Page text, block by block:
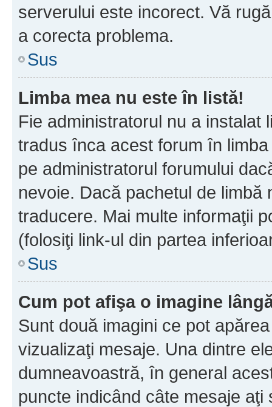
serverului este incorect. Vă
a corecta problema.
Sus
Limba mea nu este în listă!
Fie administratorul nu a instalat
tradus înca acest forum în
pe administratorul forumului
nevoie. Dacă pachetul de
traducere. Mai multe informaţii
(folosiţi link-ul din partea
Sus
Cum pot afişa o imagine
Sunt două imagini ce pot
vizualizaţi mesaje. Una dintre
dumneavoastră, în general
puncte indicând câte mesaje